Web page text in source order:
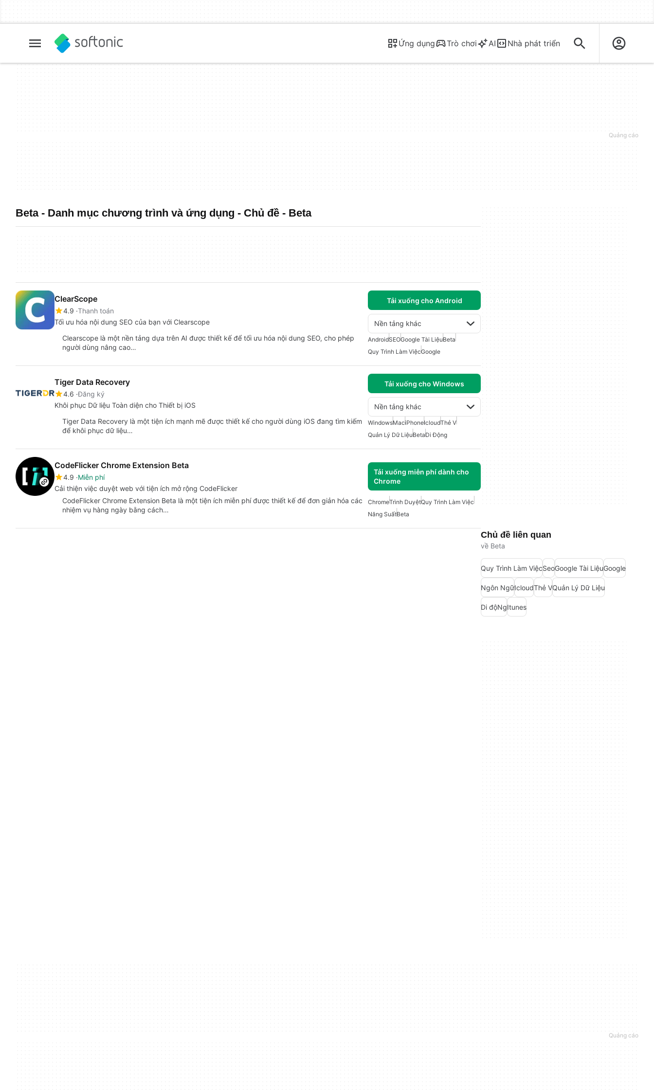
Ứng dụng Trò chơi AI Nhà phát triển
Beta - Danh mục chương trình và ứng dụng - Chủ đề - Beta
ClearScope
4.9 Thanh toán
Tối ưu hóa nội dung SEO của bạn với Clearscope
Tải xuống cho Android
Nền tảng khác
Clearscope là một nền tảng dựa trên AI được thiết kế để tối ưu hóa nội dung SEO, cho phép
người dùng nâng cao…
AndroidSEOGoogle Tài LiệuBeta
Quy Trình Làm ViệcGoogle
Tiger Data Recovery
4.6 Đăng ký
Khôi phục Dữ liệu Toàn diện cho Thiết bị iOS
Tải xuống cho Windows
Nền tảng khác
Tiger Data Recovery là một tiện ích mạnh mẽ được thiết kế cho người dùng iOS đang tìm kiếm
để khôi phục dữ liệu…
WindowsMaciPhoneIcloudThẻ V
Quản Lý Dữ LiệuBetaDi Động
CodeFlicker Chrome Extension Beta
4.9 Miễn phí
Cải thiện việc duyệt web với tiện ích mở rộng CodeFlicker
Tải xuống miễn phí dành cho
Chrome
CodeFlicker Chrome Extension Beta là một tiện ích miễn phí được thiết kế để đơn giản hóa các
nhiệm vụ hàng ngày bằng cách…
ChromeTrình DuyệtQuy Trình Làm Việc
Năng SuấtBeta
Chủ đề liên quan
về Beta
Quy Trình Làm ViệcSeoGoogle Tài LiệuGoogle
Ngôn NgữIcloudThẻ VQuản Lý Dữ Liệu
Di độNgItunes